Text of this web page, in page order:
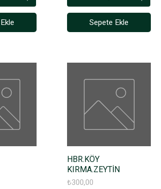
Sepete Ekle
HBR.KÖY
KIRMA.ZEYTİN
Fiyat
₺300,00